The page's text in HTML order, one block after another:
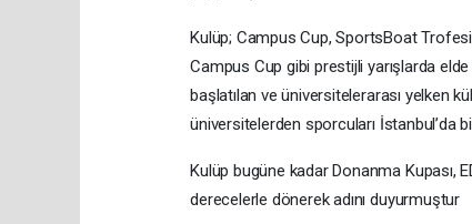
Kulüp; Campus Cup, SportsBoat
Campus Cup gibi prestijli yarışlarda
başlatılan ve üniversitelerarası yelken
üniversitelerden sporcuları İstanbul’da
Kulüp bugüne kadar Donanma Kupası,
derecelerle dönerek adını duyurmuştur